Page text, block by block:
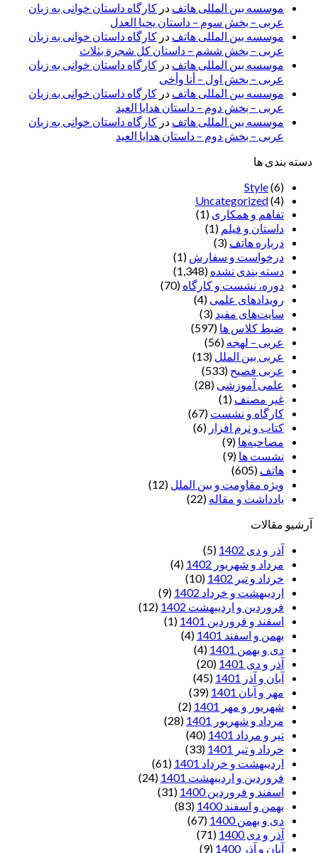
موسسه بین المللی هاتف در کارگاه داستان خوانی به زبان
عربی – بخش سوم – داستان یحیا العدل
موسسه بین المللی هاتف در کارگاه داستان خوانی به زبان
عربی – بخش ششم – داستان کل شجرة بثلاث
موسسه بین المللی هاتف در کارگاه داستان خوانی به زبان
عربی – بخش اول – أنا وأخی
موسسه بین المللی هاتف در کارگاه داستان خوانی به زبان
عربی – بخش دوم – داستان هدایا العید
موسسه بین المللی هاتف در کارگاه داستان خوانی به زبان
عربی – بخش دوم – داستان هدایا العید
دسته بندی ها
Style(6)
Uncategorized(4)
تفاهم و همکاری (1)
داستان و فیلم (1)
درباره هاتف (3)
درخواست و سفارش (1)
دسته بندی نشده (1,348)
دوره، نشست و کارگاه (70)
رویدادهای علمی (4)
سایت‌های مفید (3)
ضبط کلاس ها (597)
عربی – لهجه (56)
عربی بین الملل (13)
عربی فصیح (533)
علمی آموزشی (28)
غير مصنف (1)
کارگاه و نشست (67)
کتاب و نرم افزار (6)
مصاحبه‌ها (9)
نشست ها (9)
هاتف (605)
ویژه مقاومت و بین الملل (12)
یادداشت‌ و مقاله (22)
آرشیو مقالات
آذر و دی 1402
(5)
مرداد و شهریور 1402
(4)
خرداد و تیر 1402
(10)
اردیبهشت و خرداد 1402
(9)
فروردین و اردیبهشت 1402
(12)
اسفند و فروردین 1401
(1)
بهمن و اسفند 1401
(4)
دی و بهمن 1401
(4)
آذر و دی 1401
(20)
آبان و آذر 1401
(45)
مهر و آبان 1401
(39)
شهریور و مهر 1401
(2)
مرداد و شهریور 1401
(28)
تیر و مرداد 1401
(40)
خرداد و تیر 1401
(33)
اردیبهشت و خرداد 1401
(61)
فروردین و اردیبهشت 1401
(24)
اسفند و فروردین 1400
(31)
بهمن و اسفند 1400
(83)
دی و بهمن 1400
(67)
آذر و دی 1400
(71)
آبان و آذر 1400
(9)